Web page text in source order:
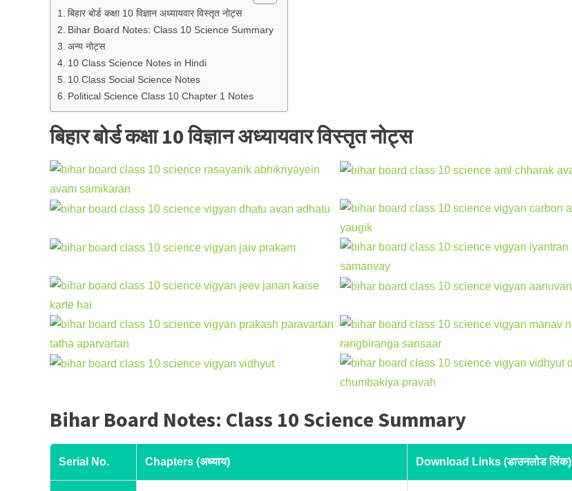
बिहार बोर्ड कक्षा 10 विज्ञान अध्यायवार विस्तृत नोट्स
Bihar Board Notes: Class 10 Science Summary
अन्य नोट्स
10 Class Science Notes in Hindi
10 Class Social Science Notes
Political Science Class 10 Chapter 1 Notes
बिहार बोर्ड कक्षा 10 विज्ञान अध्यायवार विस्तृत नोट्स
Bihar Board Notes: Class 10 Science Summary
Serial No. Chapters (अध्याय) Download Links (डाउनलोड लिंक)